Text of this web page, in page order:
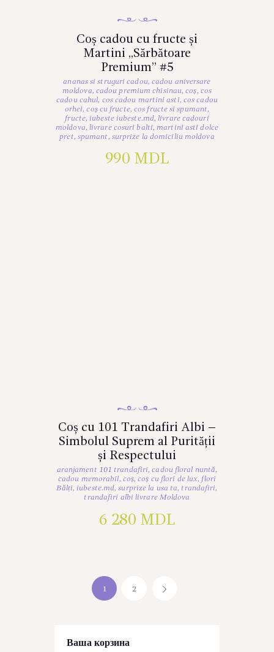
Coș cadou cu fructe și
Martini „Sărbătoare
Premium” #5
ananas si struguri cadou, cadou aniversare
moldova, cadou premium chisinau,coș, cos
cadou cahul, cos cadou martini asti, cos cadou
orhei,coș cu fructe, cos fructe si spumant,
fructe, iubeste iubeste.md,livrare cadouri
moldova, livrare cosuri balti,martini asti dolce
pret, spumant, surprize la domiciliu moldova
990 MDL
Coș cu 101 Trandafiri Albi –
Simbolul Suprem al Purității
și Respectului
aranjament 101 trandafiri,cadou floral nuntă,
cadou memorabil, coș,coș cu flori de lux, flori
Bălți, iubeste.md,surprize la usa ta, trandafiri,
trandafiri albi livrare Moldova
6 280 MDL
1 2
Ваша корзина